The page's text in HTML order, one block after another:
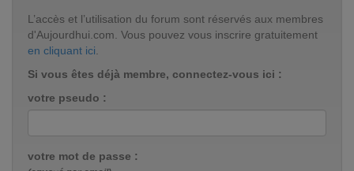
L’accès et l’utilisation du forum sont réservés aux membres
d'Aujourdhui.com. Vous pouvez vous inscrire gratuitement
en cliquant ici.
Si vous êtes déjà membre, connectez-vous ici :
votre pseudo :
votre mot de passe :